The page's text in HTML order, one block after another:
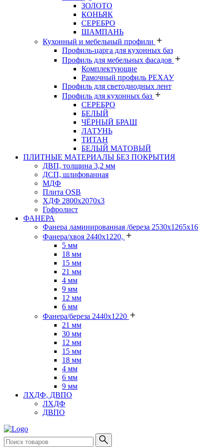
ЗОЛОТО
КОНЬЯК
СЕРЕБРО
ШАМПАНЬ
Кухонный и мебельный профили
Профиль-царга для кухонных баз
Профиль для мебельных фасадов
Комплектующие
Рамочный профиль РЕХАУ
Профиль для светодиодных лент
Профиль для кухонных баз
СЕРЕБРО
БЕЛЫЙ
ЧЁРНЫЙ БРАШ
ЛАТУНЬ
ТИТАН
БЕЛЫЙ МАТОВЫЙ
ПЛИТНЫЕ МАТЕРИАЛЫ БЕЗ ПОКРЫТИЯ
ДВП, толщина 3,2 мм
ДСП, шлифованная
МДФ
Плита OSB
ХДФ 2800х2070х3
Гофролист
ФАНЕРА
Фанера ламинированная /береза 2530х1265х16
Фанера/хвоя 2440х1220,
5 мм
18 мм
15 мм
21 мм
4 мм
9 мм
12 мм
6 мм
Фанера/береза 2440х1220
21 мм
30 мм
12 мм
15 мм
18 мм
4 мм
6 мм
9 мм
ЛХДФ, ДВПО
ЛХДФ
ДВПО